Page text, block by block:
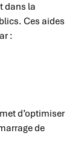
dans la
Ces aides
:
d’optimiser
de